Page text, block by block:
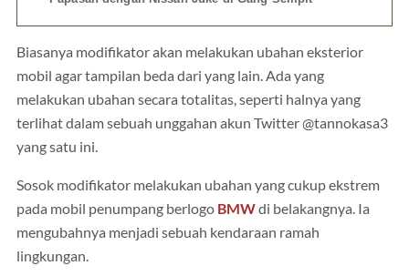
Biasanya modifikator akan melakukan ubahan eksterior
mobil agar tampilan beda dari yang lain. Ada yang
melakukan ubahan secara totalitas, seperti halnya yang
terlihat dalam sebuah unggahan akun Twitter @tannokasa3
yang satu ini.
Sosok modifikator melakukan ubahan yang cukup ekstrem
pada mobil penumpang berlogo BMWdi belakangnya. Ia
mengubahnya menjadi sebuah kendaraan ramah
lingkungan.